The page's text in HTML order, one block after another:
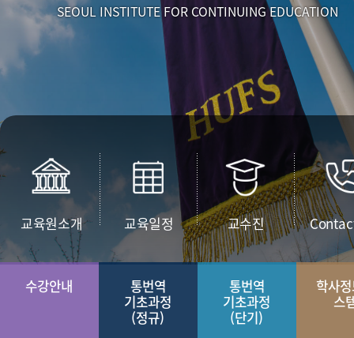
SEOUL INSTITUTE FOR CONTINUING EDUCATION
교육원소개 교육일정 교수진
수강안내
통번역
기초과정
(정규)
통번역
기초과정
(단기)
학사
스